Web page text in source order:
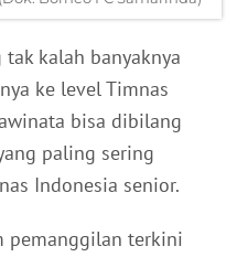
tak kalah banyaknya
ke level Timnas
bisa dibilang
paling sering
Indonesia senior.
pemanggilan terkini